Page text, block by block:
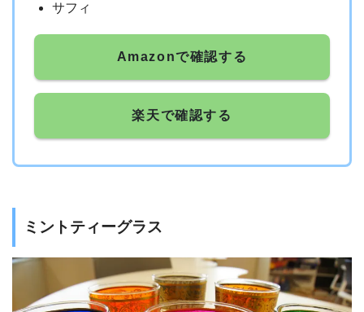
サフィ
Amazonで確認する
楽天で確認する
ミントティーグラス